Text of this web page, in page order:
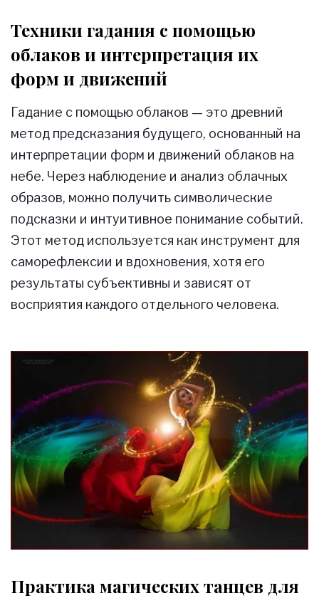
Техники гадания с помощью
облаков и интерпретация их
форм и движений
Гадание с помощью облаков — это древний
метод предсказания будущего, основанный на
интерпретации форм и движений облаков на
небе. Через наблюдение и анализ облачных
образов, можно получить символические
подсказки и интуитивное понимание событий.
Этот метод используется как инструмент для
саморефлексии и вдохновения, хотя его
результаты субъективны и зависят от
восприятия каждого отдельного человека.
Практика магических танцев для